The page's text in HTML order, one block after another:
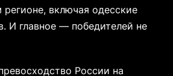
включая одесские
И главное — победителей не
России на